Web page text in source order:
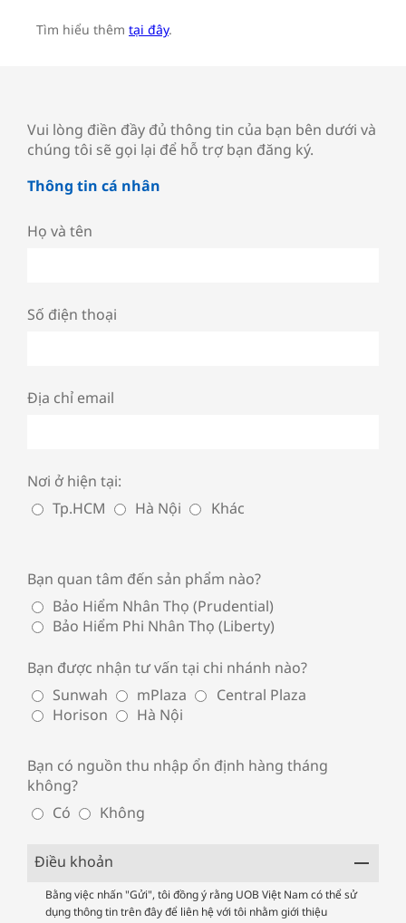
Tìm hiểu thêm tại đây.
Vui lòng điền đầy đủ thông tin của bạn bên dưới và
chúng tôi sẽ gọi lại để hỗ trợ bạn đăng ký.
Thông tin cá nhân
Họ và tên
Số điện thoại
Địa chỉ email
Nơi ở hiện tại:
Tp.HCM
Hà Nội Khác
Bạn quan tâm đến sản phẩm nào?
Bảo Hiểm Nhân Thọ (Prudential)
Bảo Hiểm Phi Nhân Thọ (Liberty)
Bạn được nhận tư vấn tại chi nhánh nào?
Sunwah
mPlaza
Central Plaza
Horison
Hà Nội
Bạn có nguồn thu nhập ổn định hàng tháng
không?
Có
Không
Điều khoản
UOB
Terms
Bằng việc nhấn "Gửi", tôi đồng ý rằng UOB Việt Nam có thể sử
dụng thông tin trên đây để liên hệ với tôi nhằm giới thiệu